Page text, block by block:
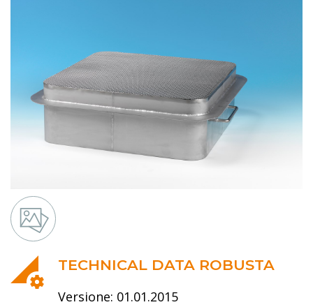
TECHNICAL DATA ROBUSTA
Versione: 01.01.2015